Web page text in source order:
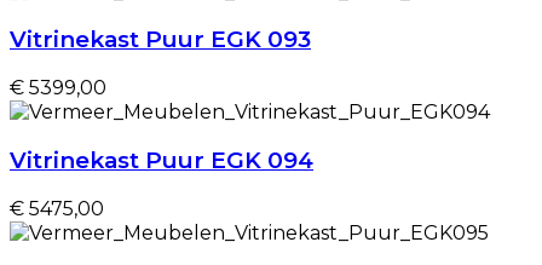
Vitrinekast Puur EGK 093
€ 5399,00
Vitrinekast Puur EGK 094
€ 5475,00